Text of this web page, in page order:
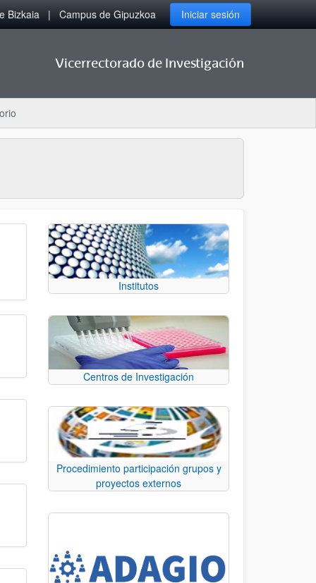
Bizkaia Campus de Gipuzkoa Iniciar sesión
Vicerrectorado de Investigación
Institutos
Centros de Investigación
Procedimiento participación grupos y
proyectos externos